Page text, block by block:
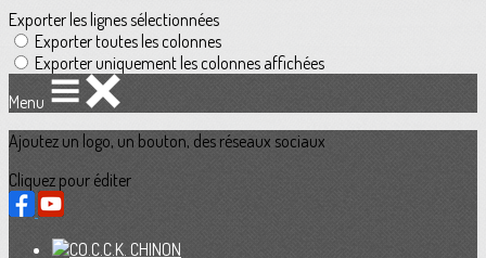
Exporter les lignes sélectionnées
Exporter toutes les colonnes
Exporter uniquement les colonnes affichées
Menu
Ajoutez un logo, un bouton, des réseaux sociaux
Cliquez pour éditer